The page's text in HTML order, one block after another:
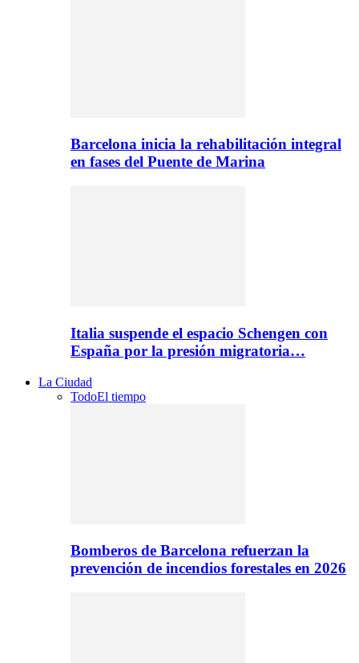
Barcelona inicia la rehabilitación integral
en fases del Puente de Marina
Italia suspende el espacio Schengen con
España por la presión migratoria…
La Ciudad
TodoEl tiempo
Bomberos de Barcelona refuerzan la
prevención de incendios forestales en 2026